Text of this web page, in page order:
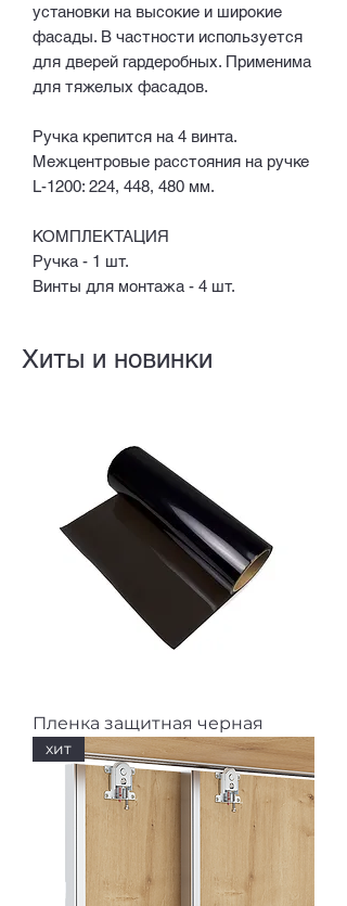
установки на высокие и широкие
фасады. В частности используется
для дверей гардеробных. Применима
для тяжелых фасадов.
Ручка крепится на 4 винта.
Межцентровые расстояния на ручке
L-1200: 224, 448, 480 мм.
КОМПЛЕКТАЦИЯ
Ручка - 1 шт.
Винты для монтажа - 4 шт.
Хиты и новинки
Пленка защитная черная
хит